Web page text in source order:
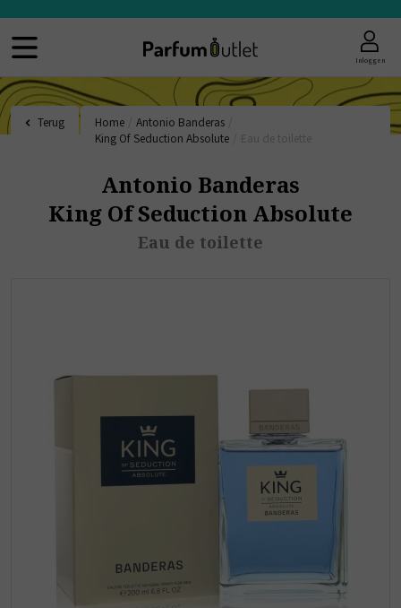
Inloggen
Terug Home Antonio Banderas
King Of Seduction Absolute
Antonio Banderas
King Of Seduction Absolute
Eau de toilette